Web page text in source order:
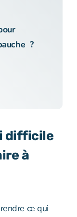
?
difficile
à
ce qui